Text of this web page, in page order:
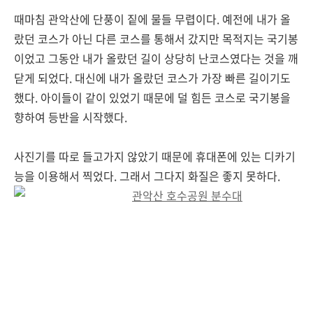
때마침 관악산에 단풍이 짙에 물들 무렵이다. 예전에 내가 올
랐던 코스가 아닌 다른 코스를 통해서 갔지만 목적지는 국기봉
이었고 그동안 내가 올랐던 길이 상당히 난코스였다는 것을 깨
닫게 되었다. 대신에 내가 올랐던 코스가 가장 빠른 길이기도
했다. 아이들이 같이 있었기 때문에 덜 힘든 코스로 국기봉을
향하여 등반을 시작했다.
사진기를 따로 들고가지 않았기 때문에 휴대폰에 있는 디카기
능을 이용해서 찍었다. 그래서 그다지 화질은 좋지 못하다.